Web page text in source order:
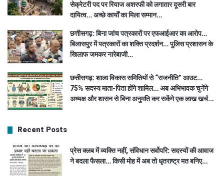
सेक्रेटरी पद पर रियाज अशरफी को लगातार दूसरी बार
दायित्व… अच्छे कार्यों का मिला सम्मान…
छत्तीसगढ़: बिना जांच पत्रकारों पर एफआईआर का आरोप…
बिलासपुर में पत्रकारों का शक्ति प्रदर्शन… पुलिस प्रशासन के
खिलाफ जमकर नारेबाजी…
छत्तीसगढ़: शाला विकास समितियों से “राजनीति” आउट…
75% सदस्य माता-पिता होंगे शामिल… अब अभिभावक चुनेंगे
अध्यक्ष और शासन से बिना अनुमति कर सकेंगे एक लाख खर्च…
Recent Posts
प्रेस क्लब में व्यक्ति नहीं, संविधान सर्वोपरि: सदस्यों की आवाज
ने बदला फैसला… किसी मोह में अब तो धृतराष्ट्र मत बनिए…